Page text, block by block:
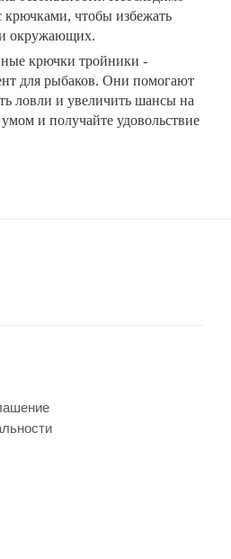
крючками, чтобы избежать
окружающих.
крючки тройники -
для рыбаков. Они помогают
ловли и увеличить шансы на
и получайте удовольствие